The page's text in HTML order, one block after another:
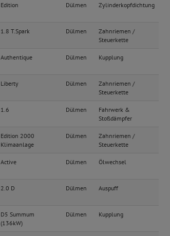
Edition Dülmen Zylinderkopfdichtung
1.8 T.Spark Dülmen
Zahnriemen /
Steuerkette
Authentique Dülmen Kupplung
Liberty Dülmen
Zahnriemen /
Steuerkette
1.6 Dülmen
Fahrwerk &
Stoßdämpfer
Edition 2000
Klimaanlage
Dülmen
Zahnriemen /
Steuerkette
Active Dülmen Ölwechsel
2.0 D Dülmen Auspuff
D5 Summum
(136kW)
Dülmen Kupplung